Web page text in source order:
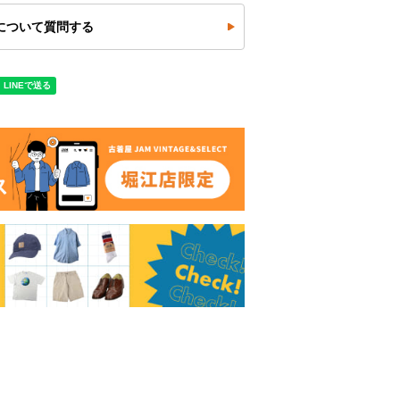
ついて質問する